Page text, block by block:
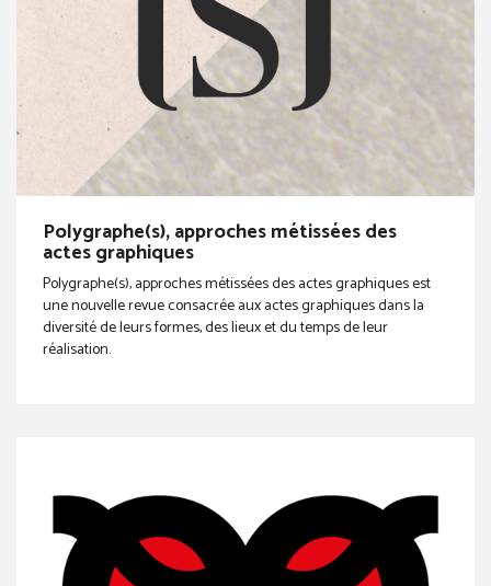
Polygraphe(s), approches métissées des
actes graphiques
Polygraphe(s), approches métissées des actes graphiques est
une nouvelle revue consacrée aux actes graphiques dans la
diversité de leurs formes, des lieux et du temps de leur
réalisation.